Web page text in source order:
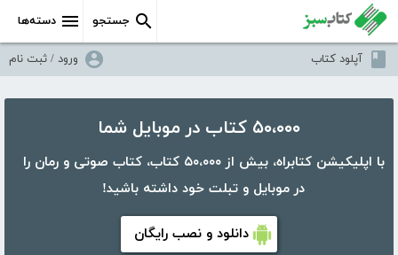
دسته‌ها جستجو
آپلود کتاب ورود / ثبت نام
۵۰،۰۰۰ کتاب در موبایل شما
با اپلیکیشن کتابراه، بیش از ۵۰،۰۰۰ کتاب، کتاب صوتی و رمان را
در موبایل و تبلت خود داشته باشید!
دانلود و نصب رایگان